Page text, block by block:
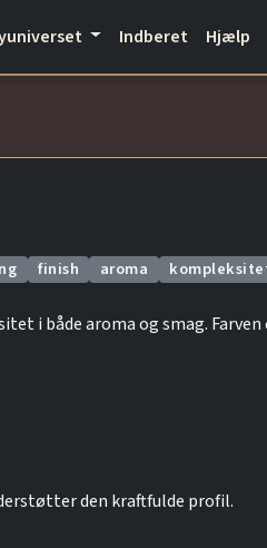
Indberet Hjælp
finish aroma
i både aroma og smag.
den kraftfulde profil.